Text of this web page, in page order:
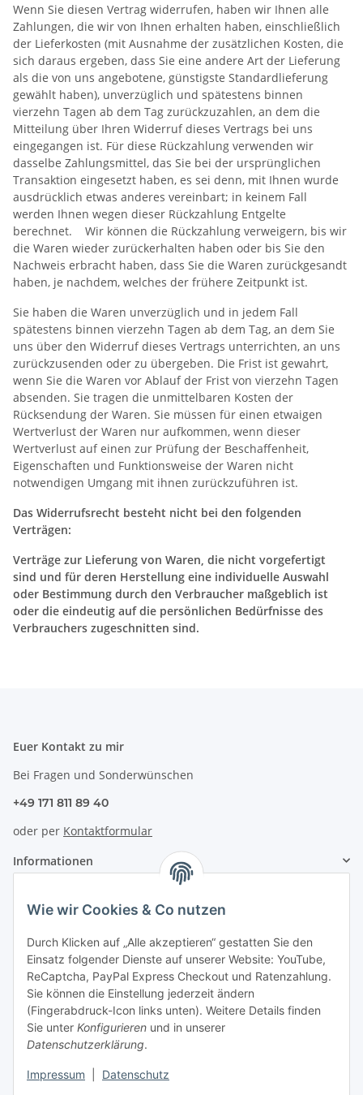
Wie wir Cookies & Co nutzen
Durch Klicken auf „Alle akzeptieren“ gestatten Sie den
Einsatz folgender Dienste auf unserer Website: YouTube,
ReCaptcha, PayPal Express Checkout und Ratenzahlung.
Sie können die Einstellung jederzeit ändern
(Fingerabdruck-Icon links unten). Weitere Details finden
Sie unter Konfigurieren und in unserer
Datenschutzerklärung.
Impressum Datenschutz
Wenn Sie diesen Vertrag widerrufen, haben wir Ihnen alle
Zahlungen, die wir von Ihnen erhalten haben, einschließlich
der Lieferkosten (mit Ausnahme der zusätzlichen Kosten, die
sich daraus ergeben, dass Sie eine andere Art der Lieferung
als die von uns angebotene, günstigste Standardlieferung
gewählt haben), unverzüglich und spätestens binnen
vierzehn Tagen ab dem Tag zurückzuzahlen, an dem die
Mitteilung über Ihren Widerruf dieses Vertrags bei uns
eingegangen ist. Für diese Rückzahlung verwenden wir
dasselbe Zahlungsmittel, das Sie bei der ursprünglichen
Transaktion eingesetzt haben, es sei denn, mit Ihnen wurde
ausdrücklich etwas anderes vereinbart; in keinem Fall
werden Ihnen wegen dieser Rückzahlung Entgelte
berechnet. Wir können die Rückzahlung verweigern, bis wir
die Waren wieder zurückerhalten haben oder bis Sie den
Nachweis erbracht haben, dass Sie die Waren zurückgesandt
haben, je nachdem, welches der frühere Zeitpunkt ist.
Sie haben die Waren unverzüglich und in jedem Fall
spätestens binnen vierzehn Tagen ab dem Tag, an dem Sie
uns über den Widerruf dieses Vertrags unterrichten, an uns
zurückzusenden oder zu übergeben. Die Frist ist gewahrt,
wenn Sie die Waren vor Ablauf der Frist von vierzehn Tagen
absenden. Sie tragen die unmittelbaren Kosten der
Rücksendung der Waren. Sie müssen für einen etwaigen
Wertverlust der Waren nur aufkommen, wenn dieser
Wertverlust auf einen zur Prüfung der Beschaffenheit,
Eigenschaften und Funktionsweise der Waren nicht
notwendigen Umgang mit ihnen zurückzuführen ist.
Das Widerrufsrecht besteht nicht bei den folgenden
Verträgen:
Verträge zur Lieferung von Waren, die nicht vorgefertigt
sind und für deren Herstellung eine individuelle Auswahl
oder Bestimmung durch den Verbraucher maßgeblich ist
oder die eindeutig auf die persönlichen Bedürfnisse des
Verbrauchers zugeschnitten sind.
Euer Kontakt zu mir
Bei Fragen und Sonderwünschen
+49 171 811 89 40
oder per Kontaktformular
Informationen
Zahlung & Versand